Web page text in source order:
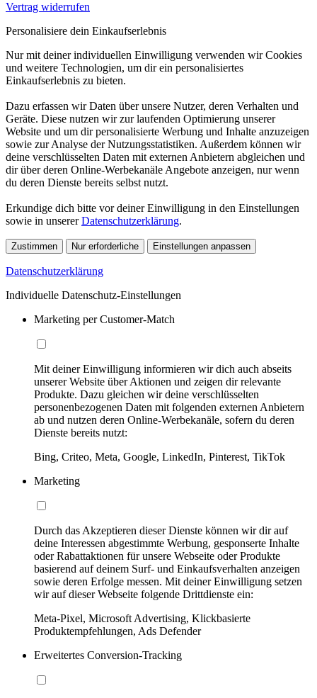
Vertrag widerrufen
Personalisiere dein Einkaufserlebnis
Nur mit deiner individuellen Einwilligung verwenden wir Cookies
und weitere Technologien, um dir ein personalisiertes
Einkaufserlebnis zu bieten.
Dazu erfassen wir Daten über unsere Nutzer, deren Verhalten und
Geräte. Diese nutzen wir zur laufenden Optimierung unserer
Website und um dir personalisierte Werbung und Inhalte anzuzeigen
sowie zur Analyse der Nutzungsstatistiken. Außerdem können wir
deine verschlüsselten Daten mit externen Anbietern abgleichen und
dir über deren Online-Werbekanäle Angebote anzeigen, nur wenn
du deren Dienste bereits selbst nutzt.
Erkundige dich bitte vor deiner Einwilligung in den Einstellungen
sowie in unsererDatenschutzerklärung.
Zustimmen Nur erforderliche Einstellungen anpassen
Datenschutzerklärung
Individuelle Datenschutz-Einstellungen
Marketing per Customer-Match
Mit deiner Einwilligung informieren wir dich auch abseits
unserer Website über Aktionen und zeigen dir relevante
Produkte. Dazu gleichen wir deine verschlüsselten
personenbezogenen Daten mit folgenden externen Anbietern
ab und nutzen deren Online-Werbekanäle, sofern du deren
Dienste bereits nutzt:
Bing, Criteo, Meta, Google, LinkedIn, Pinterest, TikTok
Marketing
Durch das Akzeptieren dieser Dienste können wir dir auf
deine Interessen abgestimmte Werbung, gesponserte Inhalte
oder Rabattaktionen für unsere Webseite oder Produkte
basierend auf deinem Surf- und Einkaufsverhalten anzeigen
sowie deren Erfolge messen. Mit deiner Einwilligung setzen
wir auf dieser Webseite folgende Drittdienste ein:
Meta-Pixel, Microsoft Advertising, Klickbasierte
Produktempfehlungen, Ads Defender
Erweitertes Conversion-Tracking